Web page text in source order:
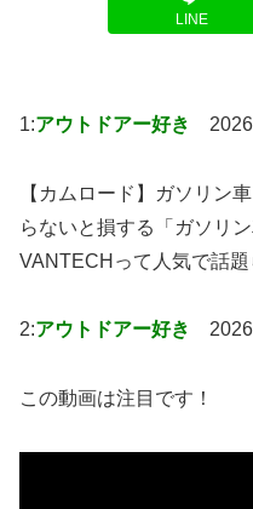
LINE
1:アウトドアー好き
【カムロード】ガソリン
らないと損する「ガソリ
VANTECHって人気で話題
2:アウトドアー好き
この動画は注目です！